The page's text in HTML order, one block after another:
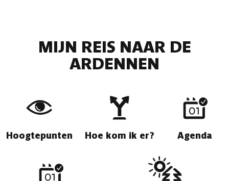
MIJN REIS NAAR DE
ARDENNEN
Hoogtepunten Hoe kom ik er? Agenda